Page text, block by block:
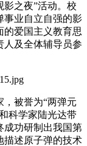
之夜”活动。校
事业自立自强的影
爱国主义教育思
人及全体辅导员参
被誉为“两弹元
科学家陆光达带
成功研制出我国第
描述原子弹的技术